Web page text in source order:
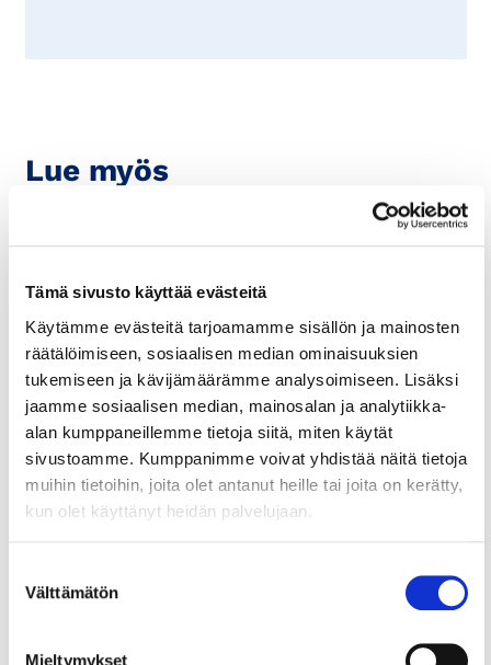
Tämä sivusto käyttää evästeitä
Käytämme evästeitä tarjoamamme sisällön ja mainosten
räätälöimiseen, sosiaalisen median ominaisuuksien
tukemiseen ja kävijämäärämme analysoimiseen. Lisäksi
jaamme sosiaalisen median, mainosalan ja analytiikka-
alan kumppaneillemme tietoja siitä, miten käytät
sivustoamme. Kumppanimme voivat yhdistää näitä tietoja
muihin tietoihin, joita olet antanut heille tai joita on kerätty,
kun olet käyttänyt heidän palvelujaan.
valinta
Välttämätön
Mieltymykset
Lue myös
4.2.2026 KANSAINVÄLISET ASIAT
Suojaa yrityksesi aineetonta
-tuki pk-yrityksille
helmikuun alussa ja jatkaa aiemmista vuosista